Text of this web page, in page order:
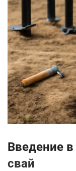
Введение в
свай